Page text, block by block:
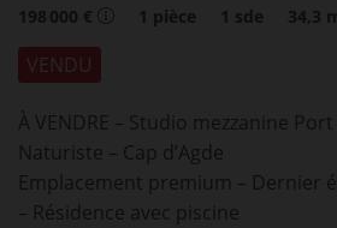
198 000 € 1 pièce 1 sde 34,3
VENDU
À VENDRE – Studio mezzanine
Naturiste – Cap d’Agde
Emplacement premium – Dernier
– Résidence avec piscine